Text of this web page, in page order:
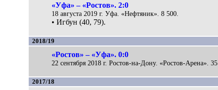
«Уфа» – «Ростов». 2:0
18 августа 2019 г. Уфа. «Нефтяник». 8 500.
• Игбун (40, 79).
2018/19
«Ростов» – «Уфа». 0:0
22 сентября 2018 г. Ростов-на-Дону. «Ростов-Арена».
2017/18